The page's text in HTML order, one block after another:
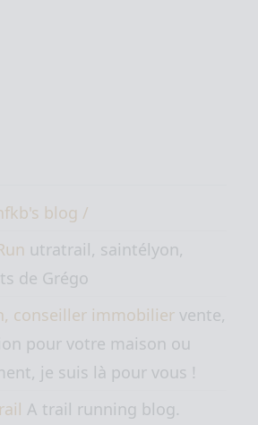
blog /
utratrail, saintélyon,
de Grégo
conseiller immobilier vente,
pour votre maison ou
je suis là pour vous !
A trail running blog.